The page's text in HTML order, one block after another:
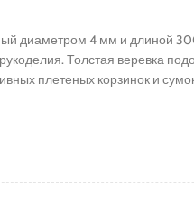
диаметром 4 мм и длиной
Толстая веревка
плетеных корзинок и